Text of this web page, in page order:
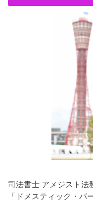
司法書士 アメジスト法
「ドメスティック・パ